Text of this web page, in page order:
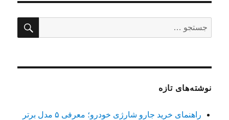
برای:
نوشته‌های تازه
راهنمای خرید جارو شارژی خودرو؛ معرفی ۵ مدل برتر